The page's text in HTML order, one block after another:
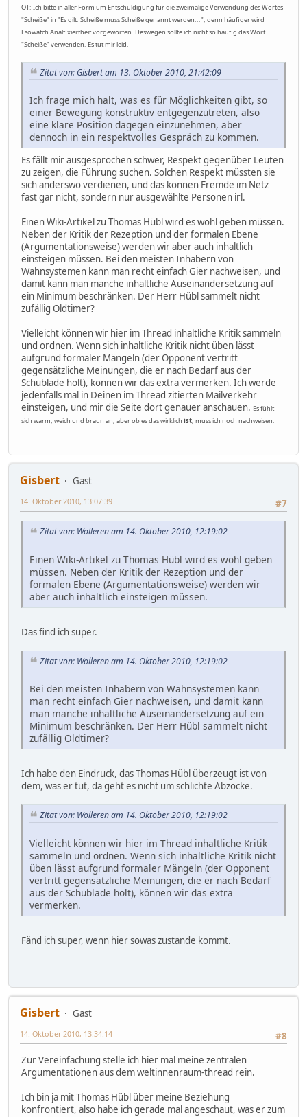
OT: Ich bitte in aller Form um Entschuldigung für die zweimalige Verwendung des Wortes
"Scheiße" in "Es gilt: Scheiße muss Scheiße genannt werden...", denn häufiger wird
Esowatch Analfixiertheit vorgeworfen. Deswegen sollte ich nicht so häufig das Wort
"Scheiße" verwenden. Es tut mir leid.
Zitat von: Gisbert am 13. Oktober 2010, 21:42:09
Ich frage mich halt, was es für Möglichkeiten gibt, so
einer Bewegung konstruktiv entgegenzutreten, also
eine klare Position dagegen einzunehmen, aber
dennoch in ein respektvolles Gespräch zu kommen.
Es fällt mir ausgesprochen schwer, Respekt gegenüber Leuten
zu zeigen, die Führung suchen. Solchen Respekt müssten sie
sich anderswo verdienen, und das können Fremde im Netz
fast gar nicht, sondern nur ausgewählte Personen irl.
Einen Wiki-Artikel zu Thomas Hübl wird es wohl geben müssen.
Neben der Kritik der Rezeption und der formalen Ebene
(Argumentationsweise) werden wir aber auch inhaltlich
einsteigen müssen. Bei den meisten Inhabern von
Wahnsystemen kann man recht einfach Gier nachweisen, und
damit kann man manche inhaltliche Auseinandersetzung auf
ein Minimum beschränken. Der Herr Hübl sammelt nicht
zufällig Oldtimer?
Vielleicht können wir hier im Thread inhaltliche Kritik sammeln
und ordnen. Wenn sich inhaltliche Kritik nicht üben lässt
aufgrund formaler Mängeln (der Opponent vertritt
gegensätzliche Meinungen, die er nach Bedarf aus der
Schublade holt), können wir das extra vermerken. Ich werde
jedenfalls mal in Deinen im Thread zitierten Mailverkehr
einsteigen, und mir die Seite dort genauer anschauen. Es fühlt
sich warm, weich und braun an, aber ob es das wirklich ist, muss ich noch nachweisen.
Gisbert
Gast
#7
14. Oktober 2010, 13:07:39
Zitat von: Wolleren am 14. Oktober 2010, 12:19:02
Einen Wiki-Artikel zu Thomas Hübl wird es wohl geben
müssen. Neben der Kritik der Rezeption und der
formalen Ebene (Argumentationsweise) werden wir
aber auch inhaltlich einsteigen müssen.
Das find ich super.
Zitat von: Wolleren am 14. Oktober 2010, 12:19:02
Bei den meisten Inhabern von Wahnsystemen kann
man recht einfach Gier nachweisen, und damit kann
man manche inhaltliche Auseinandersetzung auf ein
Minimum beschränken. Der Herr Hübl sammelt nicht
zufällig Oldtimer?
Ich habe den Eindruck, das Thomas Hübl überzeugt ist von
dem, was er tut, da geht es nicht um schlichte Abzocke.
Zitat von: Wolleren am 14. Oktober 2010, 12:19:02
Vielleicht können wir hier im Thread inhaltliche Kritik
sammeln und ordnen. Wenn sich inhaltliche Kritik nicht
üben lässt aufgrund formaler Mängeln (der Opponent
vertritt gegensätzliche Meinungen, die er nach Bedarf
aus der Schublade holt), können wir das extra
vermerken.
Fänd ich super, wenn hier sowas zustande kommt.
Gisbert
Gast
#8
14. Oktober 2010, 13:34:14
Zur Vereinfachung stelle ich hier mal meine zentralen
Argumentationen aus dem weltinnenraum-thread rein.
Ich bin ja mit Thomas Hübl über meine Beziehung
konfrontiert, also habe ich gerade mal angeschaut, was er zum